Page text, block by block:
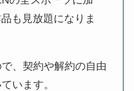
も見放題になりま
、契約や解約の自由
います。